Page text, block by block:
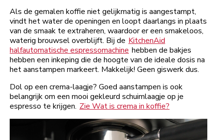
Als de gemalen koffie niet gelijkmatig is aangestampt,
vindt het water de openingen en loopt daarlangs in plaats
van de smaak te extraheren, waardoor er een smakeloos,
waterig brouwsel overblijft. Bij de KitchenAid
halfautomatische espressomachine hebben de bakjes
hebben een inkeping die de hoogte van de ideale dosis na
het aanstampen markeert. Makkelijk! Geen giswerk dus.
Dol op een crema-laagje? Goed aanstampen is ook
belangrijk om een mooi gekleurd schuimlaagje op je
espresso te krijgen. Zie Wat is crema in koffie?